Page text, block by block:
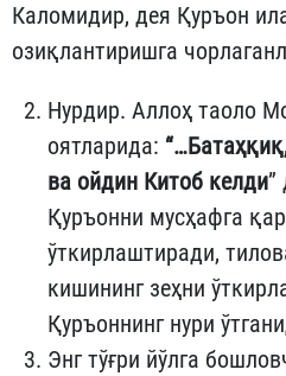
Каломидир, дея Қуръон
озиқлантиришга
Нурдир. Аллоҳ таоло
оятларида:
ва ойдин Китоб келди”
Қуръонни мусҳафга
ўткирлаштиради,
кишининг зеҳни
Қуръоннинг нури
Энг тўғри йўлга